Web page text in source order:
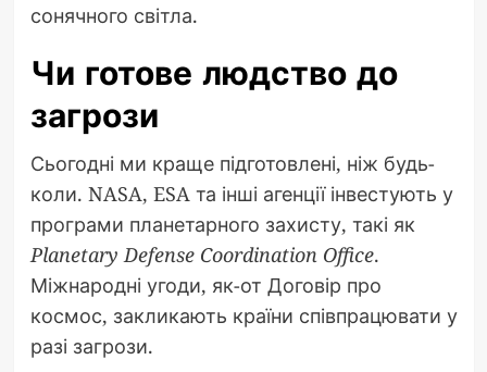
сонячного світла.
Чи готове людство до
загрози
Сьогодні ми краще підготовлені, ніж будь-
коли. NASA, ESA та інші агенції інвестують у
програми планетарного захисту, такі як
Planetary Defense Coordination Office.
Міжнародні угоди, як-от Договір про
космос, закликають країни співпрацювати у
разі загрози.